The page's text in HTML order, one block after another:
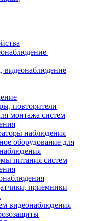
видеонаблюдение
повторители
монтажа систем
наблюдения
оборудование для
питания систем
приемники
видеонаблюдения